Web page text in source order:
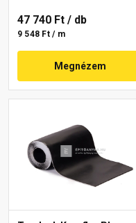
47 740 Ft / db
9 548 Ft / m
Megnézem